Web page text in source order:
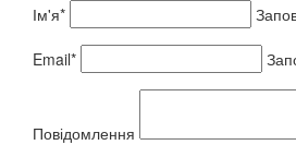
Ім'я*
Email*
Повідомлення